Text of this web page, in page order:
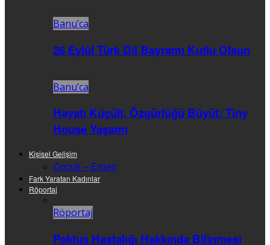
Banu’ca
26 Eylül Türk Dil Bayramı Kutlu Olsun
Banu’ca
Hayatı Küçült, Özgürlüğü Büyüt: Tiny
House Yaşamı
Kişisel Gelişim
Çocuk – Ergen
Fark Yaratan Kadınlar
Röportaj
Röportaj
Pektus Hastalığı Hakkında Bilinmesi